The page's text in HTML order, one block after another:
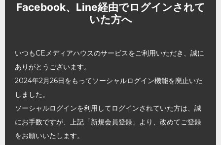
Facebook、Line経由でログインされて
いた方へ
いつもCEメディアハウスのサービスをご利用いただき、誠に
ありがとうございます。
2024年2月26日をもってソーシャルログイン機能を廃止いた
しました。
ソーシャルログインを利用してログインされていた方は、誠
にお手数ですが、上記「新規会員登録」より、改めてご登録
をお願いいたします。